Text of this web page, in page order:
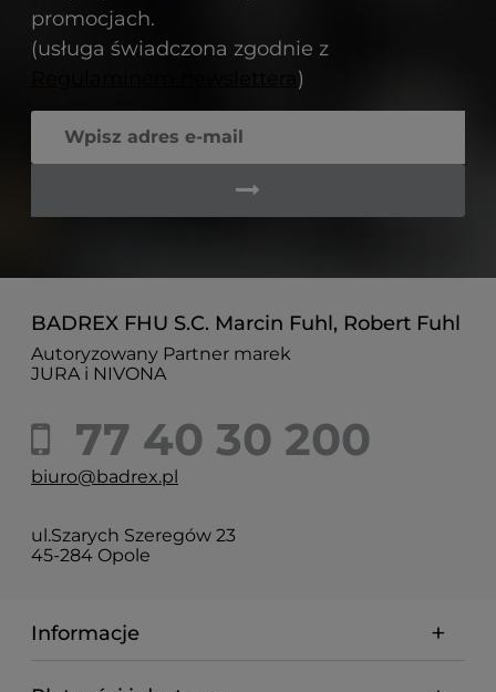
promocjach.
(usługa świadczona zgodnie z
)
BADREX FHU S.C. Marcin Fuhl, Robert Fuhl
Autoryzowany Partner marek
JURA i NIVONA
77 40 30 200
biuro@badrex.pl
ul.Szarych Szeregów 23
45-284 Opole
Informacje